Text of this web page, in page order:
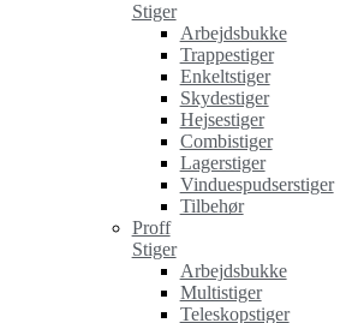
Stiger
Arbejdsbukke
Trappestiger
Enkeltstiger
Skydestiger
Hejsestiger
Combistiger
Lagerstiger
Vinduespudserstiger
Tilbehør
Proff
Stiger
Arbejdsbukke
Multistiger
Teleskopstiger